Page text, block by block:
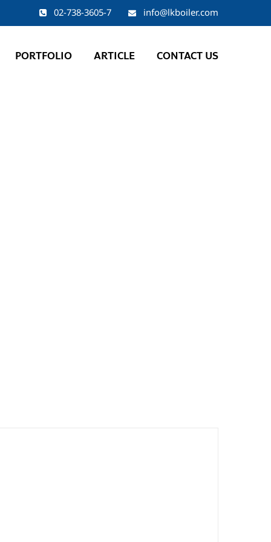
02-738-3605-7 info@lkboiler.com
PORTFOLIO ARTICLE CONTACT US